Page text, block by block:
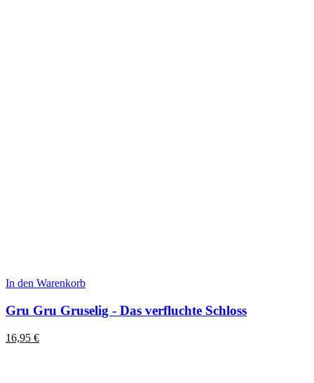
In den Warenkorb
Gru Gru Gruselig - Das verfluchte Schloss
16,95 €